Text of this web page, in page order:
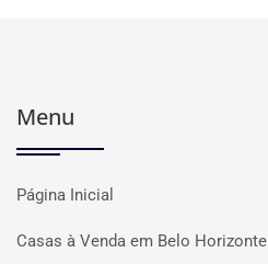
Menu
Página Inicial
Casas à Venda em Belo Horizonte